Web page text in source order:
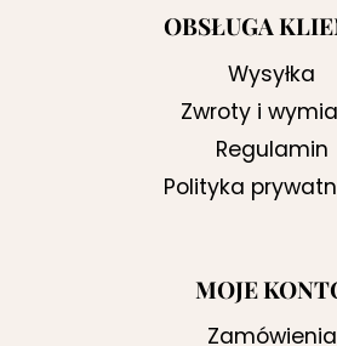
OBSŁUGA
Wysyłka
Zwroty i
Regulamin
Polityka
MOJE
Zamówienia